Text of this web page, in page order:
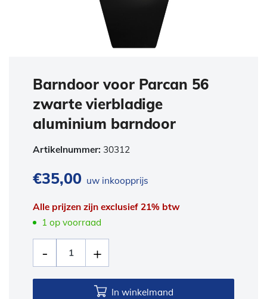
Barndoor voor Parcan 56
zwarte vierbladige
aluminium barndoor
Artikelnummer: 30312
€35,00 uw inkoopprijs
Alle prijzen zijn exclusief 21% btw
1 op voorraad
In winkelmand